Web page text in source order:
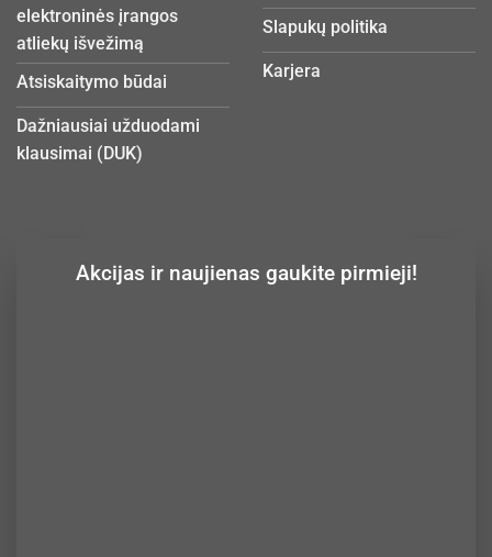
elektroninės įrangos
atliekų išvežimą
Atsiskaitymo būdai
Dažniausiai užduodami
klausimai (DUK)
Slapukų politika
Karjera
Akcijas ir naujienas gaukite pirmieji!